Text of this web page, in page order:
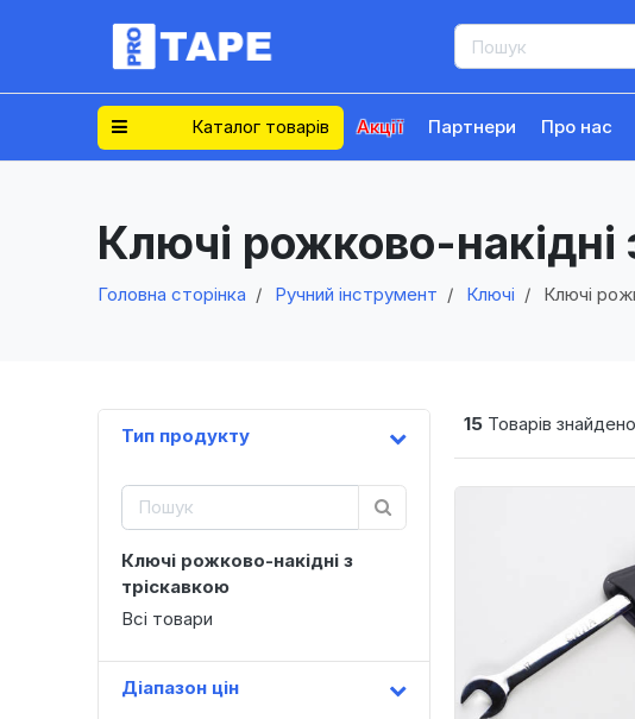
Каталог товарів Акції Партнери Про нас
Ключі рожково-накідні
Головна сторінка Ручний інструмент Ключі Ключі
Тип продукту
Ключі рожково-накідні з
тріскавкою
Всі товари
Діапазон цін
15Товарів знайдено